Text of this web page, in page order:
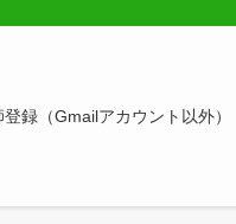
ジ。学びたい方、スキルアッ
登録（Gmailアカウント以外）